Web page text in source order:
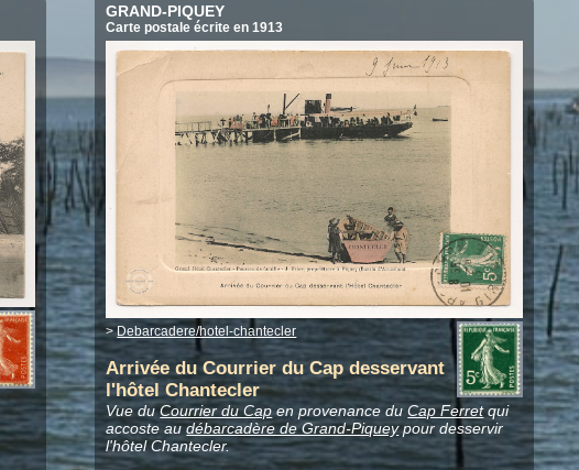
GRAND-PIQUEY
Carte postale écrite en 1913
>Debarcadere/hotel-chantecler
Arrivée du Courrier du Cap desservant
l'hôtel Chantecler
Vue duCourrier du Cap en provenance duCap Ferretqui
accoste audébarcadère de Grand-Piqueypour desservir
l'hôtel Chantecler.